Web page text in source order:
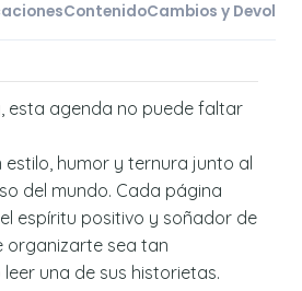
ContenidoCambios y
esta agenda no puede faltar
estilo, humor y ternura junto al
del mundo. Cada página
espíritu positivo y soñador de
organizarte sea tan
una de sus historietas.